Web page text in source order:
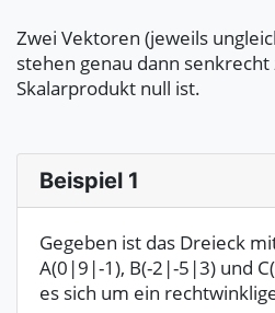
Zwei Vektoren (jeweils
stehen genau dann
Skalarprodukt null ist.
Beispiel 1
Gegeben ist das Dreieck
A(0|9|-1), B(-2|-5|3) und
es sich um ein